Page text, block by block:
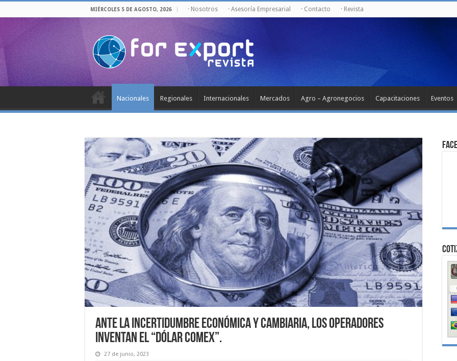
MIÉRCOLES 5 DE AGOSTO, 2026 · Nosotros · Asesoría Empresarial · Contacto · Revista
Nacionales Regionales Internacionales Mercados Agro – Agronegocios Capacitaciones Eventos
Ante la incertidumbre económica y cambiaria, los operadores
inventan el “dólar comex”.
27 de junio, 2023